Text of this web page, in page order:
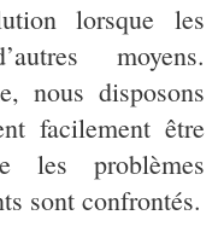
lorsque les
moyens.
nous disposons
facilement être
les problèmes
sont confrontés.